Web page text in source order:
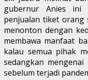
gubernur Anies ini
penjualan tiket orang
menonton dengan
membawa manfaat
kalau semua pihak
sedangkan
sebelum terjadi